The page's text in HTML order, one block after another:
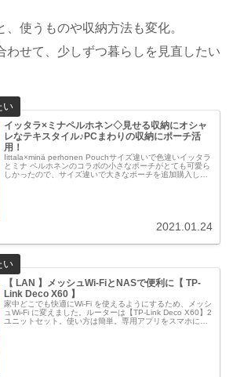
使うものや収納方法も変化。
わせて、少しずつ暮らしを見直したい
イッタラ×ミナペルホネン◇見せる収納にオシャ
レなテキスタイル♪PCまわりの収納にポーチ活
用！
Iittala×minä perhonen Pouchサイズ違いで色違いイッタラ
とミナ ペルホネンのコラボの小さなポーチがとても可愛ら
しかったので、サイズ違いで大きなポーチを追加購入しま
2021.01.24
【 LAN 】メッシュWi-FiとNASで便利に【 TP-
Link Deco X60 】
家中どこでも快適にWi-Fi を使えるようにするため、メッシ
ュWi-Fi に変えました。ルーターは【TP-Link Deco X60】2
ユニットセット。使い方は簡単。専用アプリをスマホにダ